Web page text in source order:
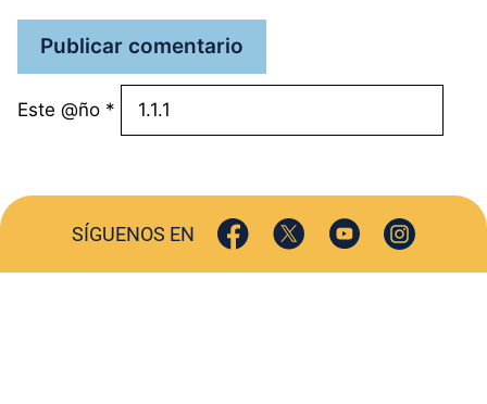
Este @ño *
SÍGUENOS EN